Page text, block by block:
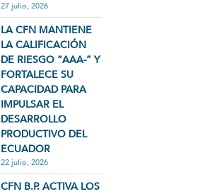
27 julio, 2026
LA CFN MANTIENE
LA CALIFICACIÓN
DE RIESGO “AAA-” Y
FORTALECE SU
CAPACIDAD PARA
IMPULSAR EL
DESARROLLO
PRODUCTIVO DEL
ECUADOR
22 julio, 2026
CFN B.P. ACTIVA LOS